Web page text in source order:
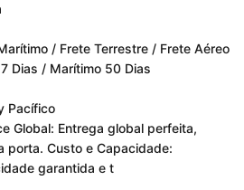
/ Frete Terrestre / Frete Aéreo
Dias / Marítimo 50 Dias
Pacífico
Global: Entrega global perfeita,
porta. Custo e Capacidade:
garantida e t